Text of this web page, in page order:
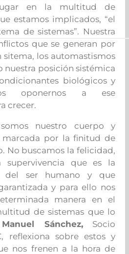
en la multitud de
estamos implicados, “el
de sistemas”. Nuestra
que se generan por
sitema, los automastismos
nuestra posición sistémica
biológicos y
oponernos a ese
crecer.
nuestro cuerpo y
marcada por la finitud de
No buscamos la felicidad,
supervivencia que es la
del ser humano y que
y para ello nos
manera en el
de sistemas que lo
Sánchez,Socio
reflexiona sobre estos y
nos frenen a la hora de